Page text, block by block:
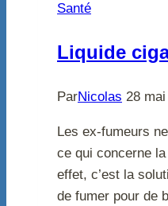
Santé
Liquide
ParNicolas 28
Les ex-fumeurs
ce qui concerne
effet, c’est la
de fumer pour de